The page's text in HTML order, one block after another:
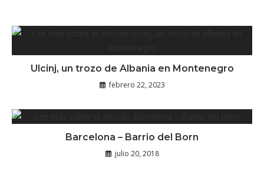
Ulcinj, un trozo de Albania en Montenegro
febrero 22, 2023
Barcelona – Barrio del Born
julio 20, 2018